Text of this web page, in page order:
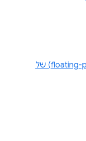
תמיכה בערכי נקודה צפה (floating-point) של